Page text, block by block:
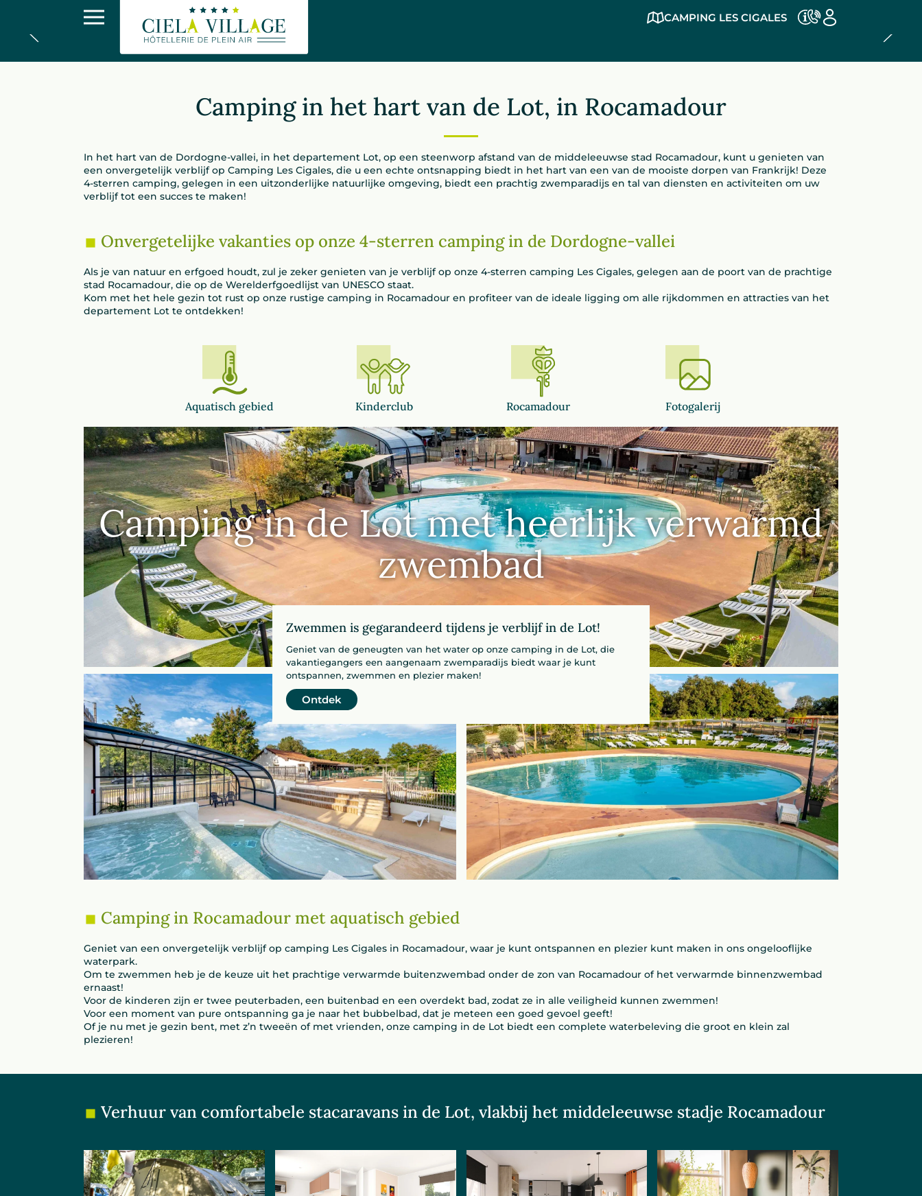
CAMPING LES CIGALES
Camping Les Cigales
Camping in het hart van de Lot, in Rocamadour
In het hart van de Dordogne-vallei, in het departement Lot, op een steenworp afstand van de middeleeuwse stad Rocamadour, kunt u genieten van
een onvergetelijk verblijf op Camping Les Cigales, die u een echte ontsnapping biedt in het hart van een van de mooiste dorpen van Frankrijk! Deze
4-sterren camping, gelegen in een uitzonderlijke natuurlijke omgeving, biedt een prachtig zwemparadijs en tal van diensten en activiteiten om uw
verblijf tot een succes te maken!
Onvergetelijke vakanties op onze 4-sterren camping in de Dordogne-vallei
Als je van natuur en erfgoed houdt, zul je zeker genieten van je verblijf op onze 4-sterren camping Les Cigales, gelegen aan de poort van de prachtige
stad Rocamadour, die op de Werelderfgoedlijst van UNESCO staat.
Kom met het hele gezin tot rust op onze rustige camping in Rocamadour en profiteer van de ideale ligging om alle rijkdommen en attracties van het
departement Lot te ontdekken!
Aquatisch gebied Kinderclub Rocamadour Fotogalerij
Camping in de Lot met heerlijk verwarmd
zwembad
Zwemmen is gegarandeerd tijdens je verblijf in de Lot!
Geniet van de geneugten van het water op onze camping in de Lot, die
vakantiegangers een aangenaam zwemparadijs biedt waar je kunt
ontspannen, zwemmen en plezier maken!
Ontdek
Camping in Rocamadour met aquatisch gebied
Geniet van een onvergetelijk verblijf op camping Les Cigales in Rocamadour, waar je kunt ontspannen en plezier kunt maken in ons ongelooflijke
waterpark.
Om te zwemmen heb je de keuze uit het prachtige verwarmde buitenzwembad onder de zon van Rocamadour of het verwarmde binnenzwembad
ernaast!
Voor de kinderen zijn er twee peuterbaden, een buitenbad en een overdekt bad, zodat ze in alle veiligheid kunnen zwemmen!
Voor een moment van pure ontspanning ga je naar het bubbelbad, dat je meteen een goed gevoel geeft!
Of je nu met je gezin bent, met z’n tweeën of met vrienden, onze camping in de Lot biedt een complete waterbeleving die groot en klein zal
plezieren!
Verhuur van comfortabele stacaravans in de Lot, vlakbij het middeleeuwse stadje Rocamadour